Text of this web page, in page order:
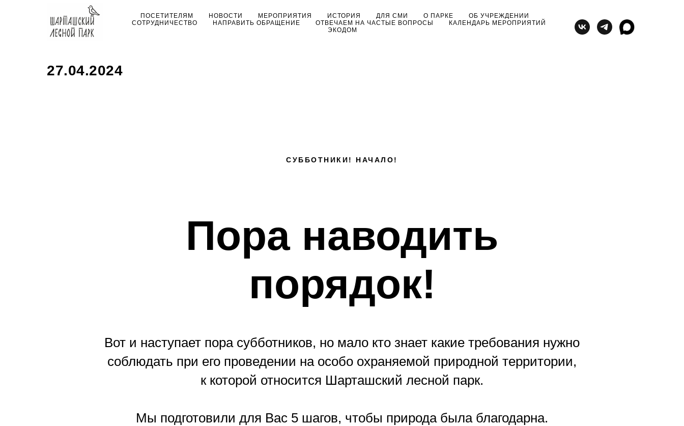
ПОСЕТИТЕЛЯМ НОВОСТИ МЕРОПРИЯТИЯ ИСТОРИЯ ДЛЯ СМИ О ПАРКЕ
ОБ УЧРЕЖДЕНИИ
СОТРУДНИЧЕСТВО
НАПРАВИТЬ ОБРАЩЕНИЕ ОТВЕЧАЕМ НА ЧАСТЫЕ ВОПРОСЫ
КАЛЕНДАРЬ МЕРОПРИЯТИЙ
ЭКОДОМ
27.04.2024
СУББОТНИКИ! НАЧАЛО!
Пора наводить
порядок!
Вот и наступает пора субботников, но мало кто знает какие требования нужно
соблюдать при его проведении на особо охраняемой природной территории,
к которой относится Шарташский лесной парк.
Мы подготовили для Вас 5 шагов, чтобы природа была благодарна.